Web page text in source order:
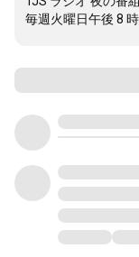
毎週火曜日午後 8